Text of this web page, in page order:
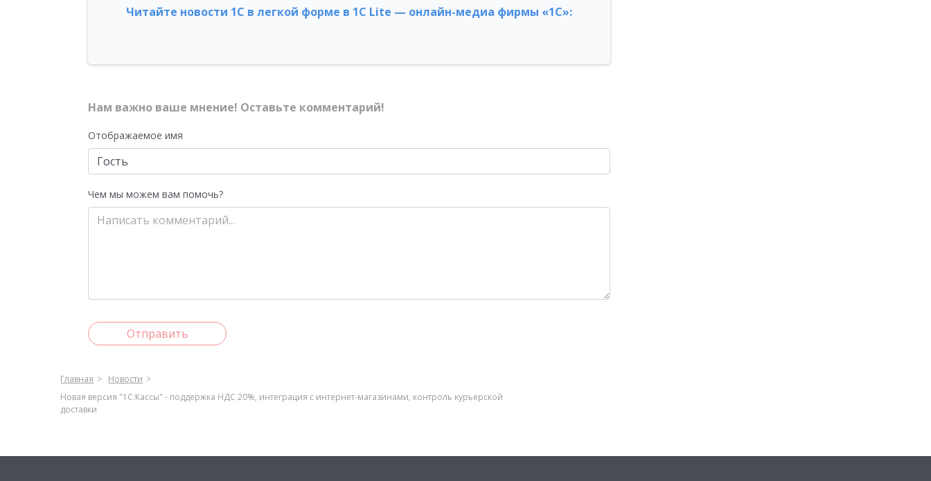
Читайте новости 1С в легкой форме в 1С Lite — онлайн-медиа фирмы «1С»:
Нам важно ваше мнение! Оставьте комментарий!
Отображаемое имя
Чем мы можем вам помочь?
Отправить
Главная
Новости
Новая версия "1С:Кассы" - поддержка НДС 20%, интеграция с интернет-магазинами, контроль курьерской
доставки